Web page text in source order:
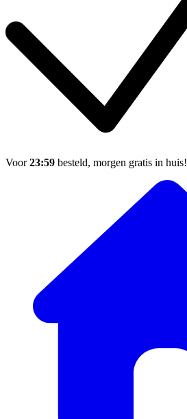
Voor23:59 besteld, morgen gratis in huis!